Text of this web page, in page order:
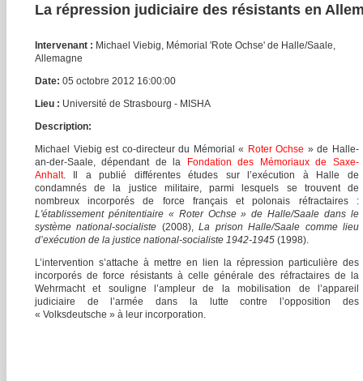
La répression judiciaire des résistants en
Intervenant : Michael Viebig, Mémorial 'Rote Ochse' de Halle/Saale,
Allemagne
Date: 05 octobre 2012 16:00:00
Lieu : Université de Strasbourg - MISHA
Description:
Michael Viebig est co-directeur du Mémorial « Roter Ochse » de Halle-
an-der-Saale, dépendant de la Fondation des Mémoriaux de Saxe-
Anhalt. Il a publié différentes études sur l’exécution à Halle de
condamnés de la justice militaire, parmi lesquels se trouvent de
nombreux incorporés de force français et polonais réfractaires :
L'établissement pénitentiaire « Roter Ochse » de Halle/Saale dans le
système national-socialiste (2008),La prison Halle/Saale comme lieu
d’exécution de la justice national-socialiste 1942-1945 (1998).
L’intervention s’attache à mettre en lien la répression particulière des
incorporés de force résistants à celle générale des réfractaires de la
Wehrmacht et souligne l’ampleur de la mobilisation de l’appareil
judiciaire de l’armée dans la lutte contre l’opposition des
« Volksdeutsche » à leur incorporation.